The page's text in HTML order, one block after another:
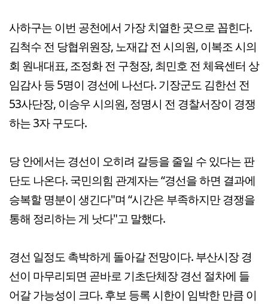
사하구는 이번 공천에서 가장 치열한 곳으로 꼽힌다.
김척수 전 당협위원장, 노재갑 전 시의원, 이복조 시의
회 원내대표, 조정화 전 구청장, 최민호 전 체육센터 상
임감사 등 5명이 경선에 나선다. 기장군도 김한선 전
53사단장, 이승우 시의원, 정명시 전 경찰서장이 경쟁
하는 3자 구도다.
당 안에서는 경선이 오히려 갈등을 줄일 수 있다는 판
단도 나온다. 국민의힘 관계자는 “경선을 하면 결과에
승복할 명분이 생긴다"며 “시간은 부족하지만 경쟁을
통해 정리하는 게 낫다"고 말했다.
경선 일정도 촉박하게 돌아갈 전망이다. 부산시장 경
선이 마무리되면 곧바로 기초단체장 경선 절차에 들
어갈 가능성이 크다. 후보 등록 시한이 임박한 만큼 이